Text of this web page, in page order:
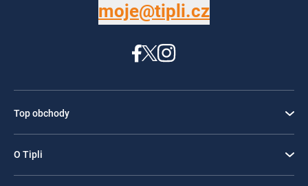
moje@tipli.cz
Top obchody
O Tipli